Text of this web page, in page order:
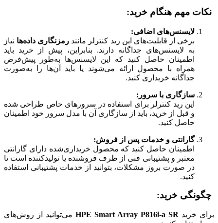
نکات مهم هنگام خرید:
لایسنس‌های اضافی:
برخی از قابلیت‌های این رید کنترلر مانند رمزنگاری داده‌ها نیاز
به لایسنس‌های جداگانه دارند. بنابراین، پیش از خرید باید
اطمینان حاصل کنید که این لایسنس‌ها به‌طور پیش‌فرض
همراه با محصول ارائه می‌شوند یا باید آن‌ها را به‌صورت
جداگانه خریداری کنید.
سازگاری با سرور:
این رید کنترلر برای استفاده در سرورهای خاص طراحی شده
و قبل از خرید، باید از سازگاری آن با مدل سرور خود اطمینان
حاصل کنید.
گارانتی و خدمات پس از فروش:
اطمینان حاصل کنید که محصول خریداری‌شده دارای گارانتی
معتبر و پشتیبانی فنی از طرف فروشنده یا تولیدکننده است تا
در صورت بروز مشکلات، بتوانید از خدمات پشتیبانی استفاده
کنید.
چگونگی خرید:
برای خرید HPE Smart Array P816i-a SR می‌توانید از روش‌های